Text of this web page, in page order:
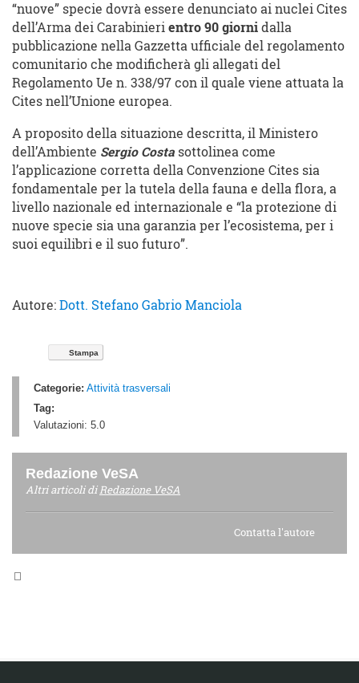
“nuove” specie dovrà essere denunciato ai nuclei Cites
dell’Arma dei Carabinieri entro 90 giorni dalla
pubblicazione nella Gazzetta ufficiale del regolamento
comunitario che modificherà gli allegati del
Regolamento Ue n. 338/97 con il quale viene attuata la
Cites nell’Unione europea.
A proposito della situazione descritta, il Ministero
dell’Ambiente Sergio Costa sottolinea come
l’applicazione corretta della Convenzione Cites sia
fondamentale per la tutela della fauna e della flora, a
livello nazionale ed internazionale e “la protezione di
nuove specie sia una garanzia per l’ecosistema, per i
suoi equilibri e il suo futuro”.
Autore: Dott. Stefano Gabrio Manciola
Stampa
Categorie: Attività trasversali
Tag:
Valutazioni: 5.0
Redazione VeSA
Altri articoli diRedazione VeSA
Contatta l'autore